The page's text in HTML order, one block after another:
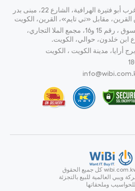
غرب أبو فتيرة الهرافية، الشارع 22، مبنى بدر
القرين، مقابل «تي تايم»، القرين، الكويت
تسوق ، رقم 15 و16، مجمع الملا التجاري،
ابن خلدون، حوالي، الكويت.
برج أرايا، مدينة الكويت ، الكويت
كل جميع الحقوق
ويبي العالمية للبيع بالتجزئة
للحواسيب وملحقاتها